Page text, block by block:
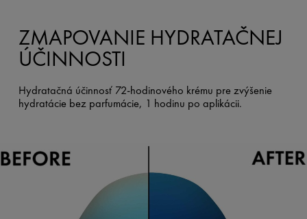
ZMAPOVANIE HYDRATAČNEJ
ÚČINNOSTI
Hydratačná účinnosť 72-hodinového krému pre zvýšenie
hydratácie bez parfumácie, 1 hodinu po aplikácii.